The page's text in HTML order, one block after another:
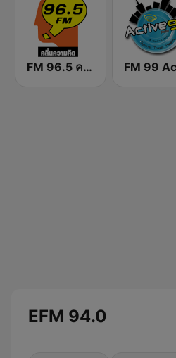
FM 96.5 คลื่นความคิด Thinking Radio
EFM 94.0